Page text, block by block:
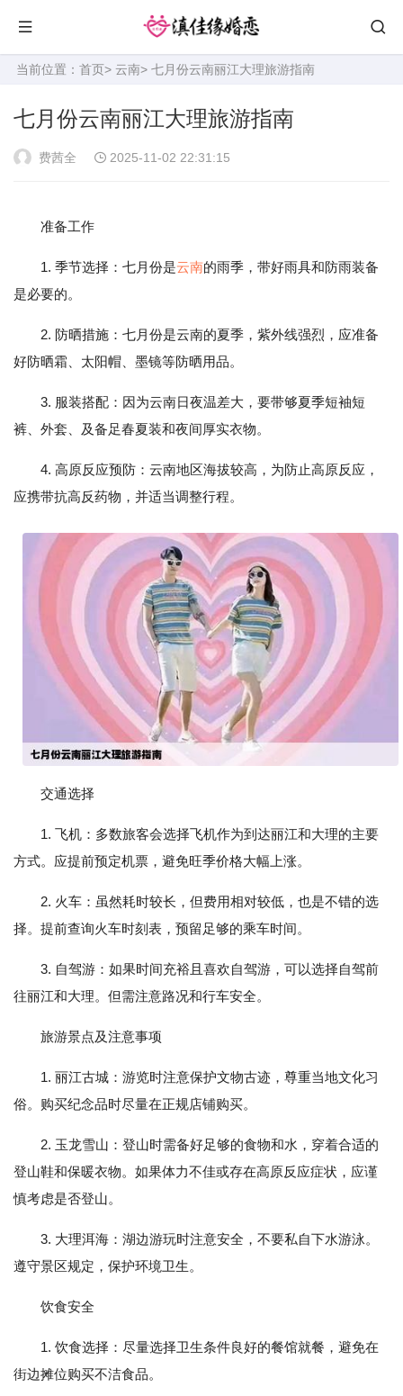
当前位置： 首页> 云南> 七月份云南丽江大理旅游指南
七月份云南丽江大理旅游指南
费茜全 2025-11-02 22:31:15
准备工作
1. 季节选择：七月份是云南的雨季，带好雨具和防雨装备
是必要的。
2. 防晒措施：七月份是云南的夏季，紫外线强烈，应准备
好防晒霜、太阳帽、墨镜等防晒用品。
3. 服装搭配：因为云南日夜温差大，要带够夏季短袖短
裤、外套、及备足春夏装和夜间厚实衣物。
4. 高原反应预防：云南地区海拔较高，为防止高原反应，
应携带抗高反药物，并适当调整行程。
交通选择
1. 飞机：多数旅客会选择飞机作为到达丽江和大理的主要
方式。应提前预定机票，避免旺季价格大幅上涨。
2. 火车：虽然耗时较长，但费用相对较低，也是不错的选
择。提前查询火车时刻表，预留足够的乘车时间。
3. 自驾游：如果时间充裕且喜欢自驾游，可以选择自驾前
往丽江和大理。但需注意路况和行车安全。
旅游景点及注意事项
1. 丽江古城：游览时注意保护文物古迹，尊重当地文化习
俗。购买纪念品时尽量在正规店铺购买。
2. 玉龙雪山：登山时需备好足够的食物和水，穿着合适的
登山鞋和保暖衣物。如果体力不佳或存在高原反应症状，应谨
慎考虑是否登山。
3. 大理洱海：湖边游玩时注意安全，不要私自下水游泳。
遵守景区规定，保护环境卫生。
饮食安全
1. 饮食选择：尽量选择卫生条件良好的餐馆就餐，避免在
街边摊位购买不洁食品。